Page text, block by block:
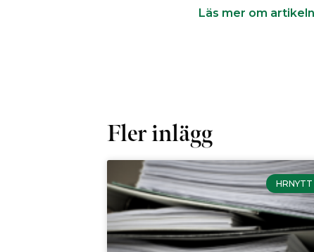
Läs mer om
Fler inlägg
HRNYTT